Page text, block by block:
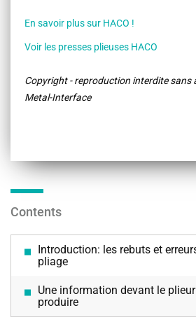
En savoir plus sur HACO !
Voir les presses plieuses HACO
Copyright - reproduction interdite sans
Metal-Interface
Contents
Introduction: les rebuts et
pliage
Une information devant le
produire